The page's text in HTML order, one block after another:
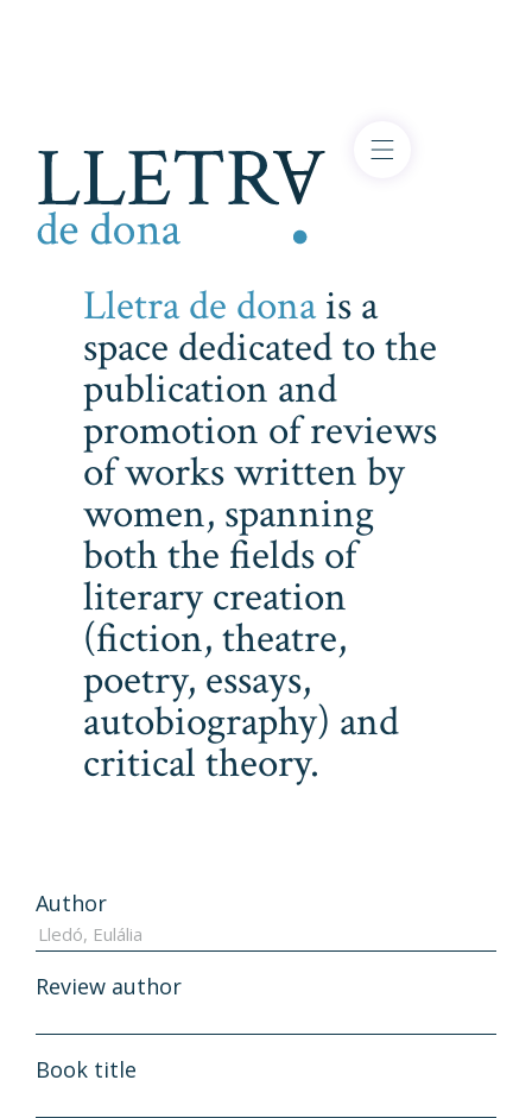
Lletra de donais a
space dedicated to the
publication and
promotion of reviews
of works written by
women, spanning
both the fields of
literary creation
(fiction, theatre,
poetry, essays,
autobiography) and
critical theory.
Author
Review author
Book title